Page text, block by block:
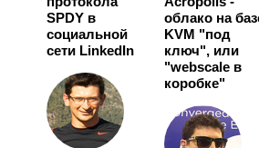
SPDY в
социальной
сети LinkedIn
облако на
KVM "под
ключ", или
"webscale в
коробке"